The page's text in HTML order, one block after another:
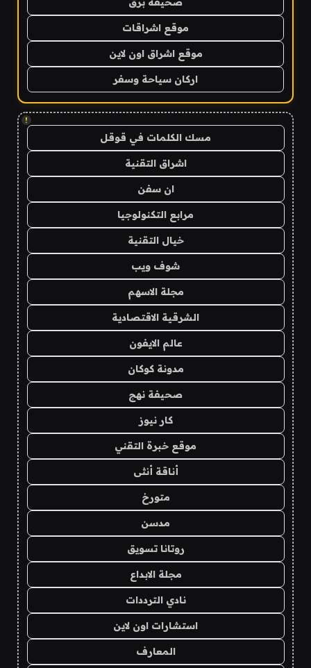
موقع اشراقات
موقع اشراق اون لاين
اركان سياحة وسفر
!
مسك الكلمات في قوقل
اشراق التقنية
ان سفن
مرابع التكنولوجيا
خيال التقنية
شوف ويب
مجلة الاسهم
الشرقية الاقتصادية
عالم الايفون
مدونة كوكان
صحيفة نهج
كار نيوز
موقع خبرة التقني
أناقة أنثى
متورخ
مدسن
روتانا تسويق
مجلة الابداع
نادي الترددات
استشارات اون لاين
المعارف